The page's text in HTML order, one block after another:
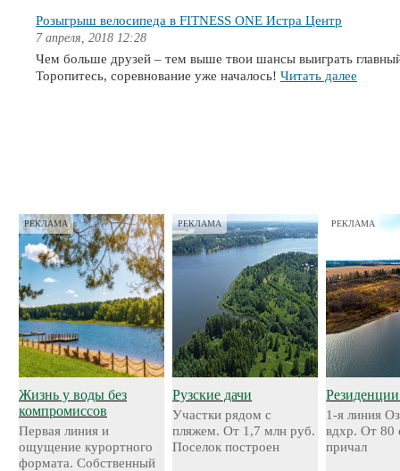
Розыгрыш велосипеда в FITNESS ONE Истра Центр
7 апреля, 2018 12:28
Чем больше друзей – тем выше твои шансы выиграть
Торопитесь, соревнование уже началось! Читать далее
РЕКЛАМА
Жизнь у воды без
компромиссов
Первая линия и
ощущение курортного
формата. Собственный
РЕКЛАМА
Рузские дачи
Участки рядом с
пляжем. От 1,7 млн руб.
Поселок построен
РЕКЛАМА
1-я линия
вдхр. От 80
причал